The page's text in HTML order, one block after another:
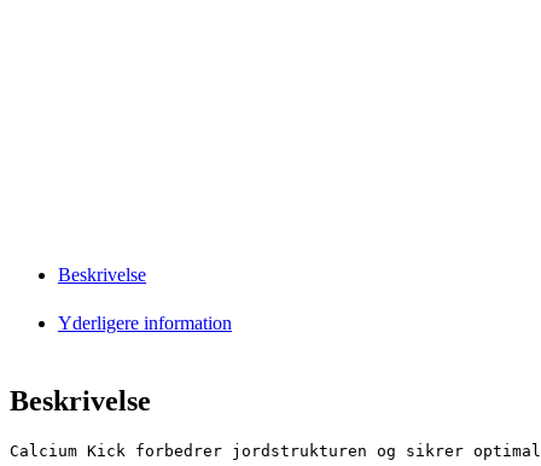
Beskrivelse
Yderligere information
Beskrivelse
Calcium Kick forbedrer jordstrukturen og sikrer